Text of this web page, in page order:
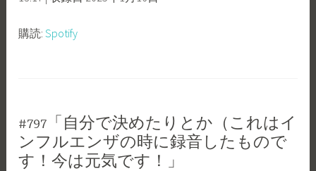
RSS FEED
LINK
購読:Spotify
#797「自分で決めたりとか（これはイ
ンフルエンザの時に録音したもので
す！今は元気です！」